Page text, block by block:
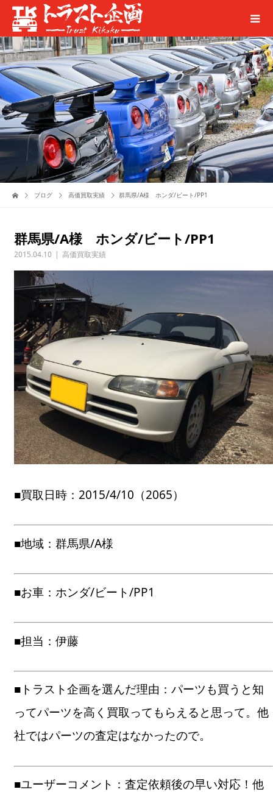
ブログ 高価買取実績 群馬県/A様 ホンダ/ビート/PP1
群馬県/A様 ホンダ/ビート/PP1
2015.04.10 高価買取実績
■買取日時：2015/4/10（2065）
■地域：群馬県/A様
■お車：ホンダ/ビート/PP1
■担当：伊藤
■トラスト企画を選んだ理由：パーツも買うと知
ってパーツを高く買取ってもらえると思って。他
社ではパーツの査定はなかったので。
■ユーザーコメント：査定依頼後の早い対応！他